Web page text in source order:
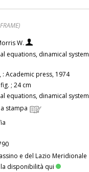
W.
equations, dinamical
: Academic press, 1974
; 24 cm
equations, dinamical
stampa
e del Lazio Meridionale
disponibilità qui